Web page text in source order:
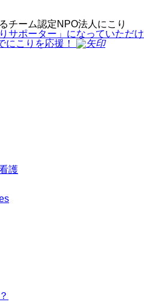
チーム認定NPO法人にこり
サポーター」になっていただけ
にこりを応援！
護